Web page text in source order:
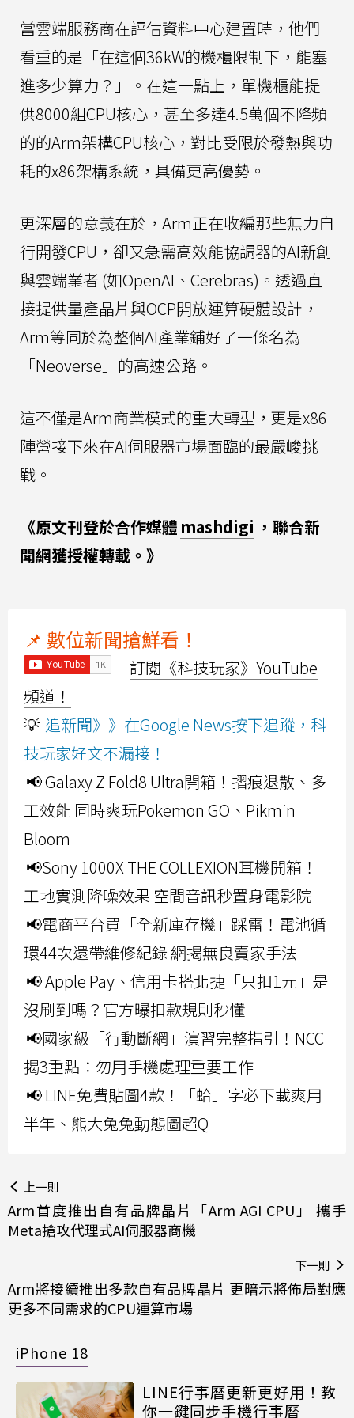
當雲端服務商在評估資料中心建置時，他們
看重的是「在這個36kW的機櫃限制下，能塞
進多少算力？」。在這一點上，單機櫃能提
供8000組CPU核心，甚至多達4.5萬個不降頻
的的Arm架構CPU核心，對比受限於發熱與功
耗的x86架構系統，具備更高優勢。
更深層的意義在於，Arm正在收編那些無力自
行開發CPU，卻又急需高效能協調器的AI新創
與雲端業者 (如OpenAI、Cerebras)。透過直
接提供量產晶片與OCP開放運算硬體設計，
Arm等同於為整個AI產業鋪好了一條名為
「Neoverse」的高速公路。
這不僅是Arm商業模式的重大轉型，更是x86
陣營接下來在AI伺服器市場面臨的最嚴峻挑
戰。
《原文刊登於合作媒體 mashdigi ，聯合新
聞網獲授權轉載。》
📌 數位新聞搶鮮看！
訂閱《科技玩家》YouTube
頻道！
💡 追新聞》》在Google News按下追蹤，科
技玩家好文不漏接！
📢 Galaxy Z Fold8 Ultra開箱！摺痕退散、多
工效能 同時爽玩Pokemon GO、Pikmin
Bloom
📢Sony 1000X THE COLLEXION耳機開箱！
工地實測降噪效果 空間音訊秒置身電影院
📢電商平台買「全新庫存機」踩雷！電池循
環44次還帶維修紀錄 網揭無良賣家手法
📢 Apple Pay、信用卡搭北捷「只扣1元」是
沒刷到嗎？官方曝扣款規則秒懂
📢國家級「行動斷網」演習完整指引！NCC
揭3重點：勿用手機處理重要工作
📢 LINE免費貼圖4款！「蛤」字必下載爽用
半年、熊大兔兔動態圖超Q
上一則
Arm首度推出自有品牌晶片「Arm AGI CPU」 攜手
Meta搶攻代理式AI伺服器商機
下一則
Arm將接續推出多款自有品牌晶片 更暗示將佈局對應
更多不同需求的CPU運算市場
iPhone 18
LINE行事曆更新更好用！教
你一鍵同步手機行事曆